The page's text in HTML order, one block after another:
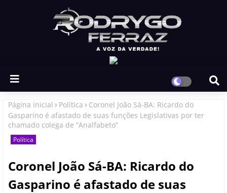
Página inicial Política
Coronel João Sá-BA: Ricardo do
Gasparino é afastado de suas funções Legislativas por ter
chamado colega de “Analfabeto”
Política
Coronel João Sá-BA: Ricardo do
Gasparino é afastado de suas